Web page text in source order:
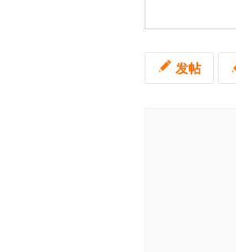
发帖